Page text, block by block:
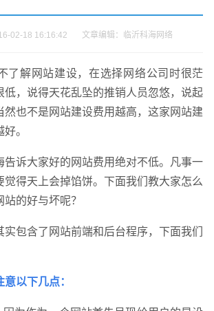
02-18 16:16:42 文章编辑：临沂科海网络
了解网站建设，在选择网络公司时很茫
低，说得天花乱坠的推销人员忽悠，说起
然也不是网站建设费用越高，这家网站建
。
告诉大家好的网站费用绝对不低。凡事一
觉得天上会掉馅饼。下面我们教大家怎么
的好与坏呢？
包含了网站前端和后台程序，下面我们
以下几点：